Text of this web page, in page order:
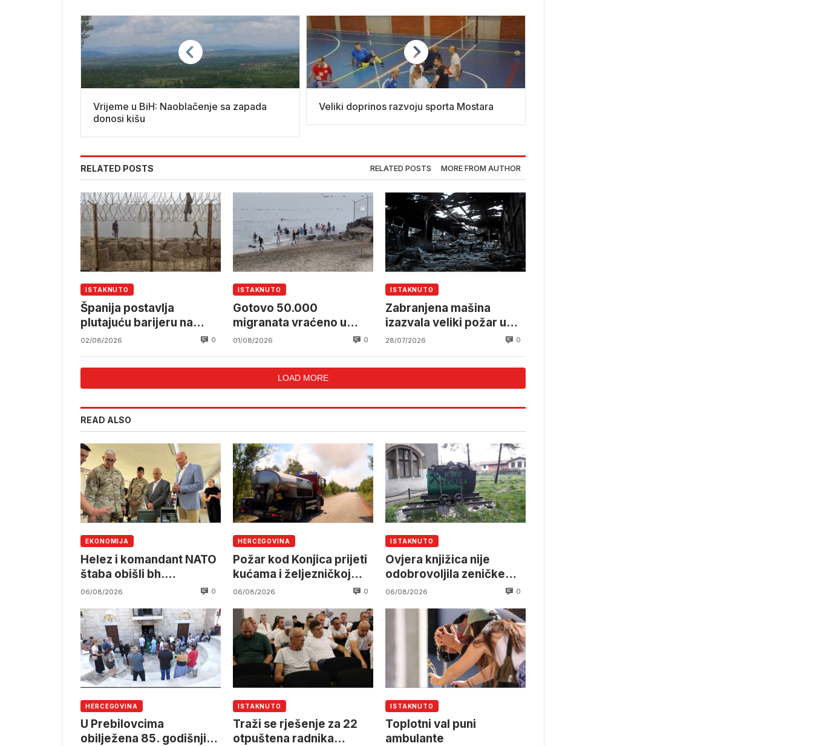
Vrijeme u BiH: Naoblačenje sa zapada
donosi kišu
Veliki doprinos razvoju sporta Mostara
RELATED POSTS RELATED POSTS MORE FROM AUTHOR
ISTAKNUTO
Španija postavlja
plutajuću barijeru na
granici s Marokom nakon
02/08/2026 0
ISTAKNUTO
Gotovo 50.000
migranata vraćeno u
Maroko nakon masovnog
01/08/2026 0
ISTAKNUTO
Zabranjena mašina
izazvala veliki požar u
Španiji
28/07/2026 0
LOAD MORE
READ ALSO
EKONOMIJA
Helez i komandant NATO
štaba obišli bh.
namjensku industriju
06/08/2026 0
HERCEGOVINA
Požar kod Konjica prijeti
kućama i željezničkoj
pruzi, očekuje se
OSBiH
06/08/2026 0
ISTAKNUTO
Ovjera knjižica nije
odobrovoljila zeničke
rudare u jami Raspotočje
06/08/2026 0
HERCEGOVINA
U Prebilovcima
obilježena 85. godišnjica
ISTAKNUTO
Traži se rješenje za 22
otpuštena radnika
ISTAKNUTO
Toplotni val puni
ambulante